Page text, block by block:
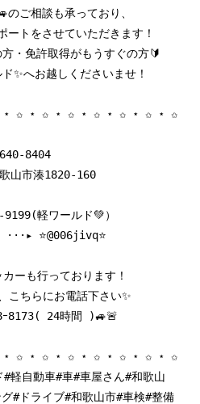
のご相談も承っており、
ートをさせていただきます！
・免許取得がもうすぐの方🔰
✨へお越しくださいませ！
✩ ⋆ ✩ ⋆ ✩ ⋆ ✩ ⋆ ✩ ⋆ ✩ ⋆ ✩
8404
山市湊1820-160
9199(軽ワールド💚）
⭐️@006jivq⭐️
ーも行っております！
こちらにお電話下さい✨
ｰ8173( 24時間 )🚙🚨
✩ ⋆ ✩ ⋆ ✩ ⋆ ✩ ⋆ ✩ ⋆ ✩ ⋆ ✩
軽自動車#車#車屋さん#和歌山
#ドライブ#和歌山市#車検#整備